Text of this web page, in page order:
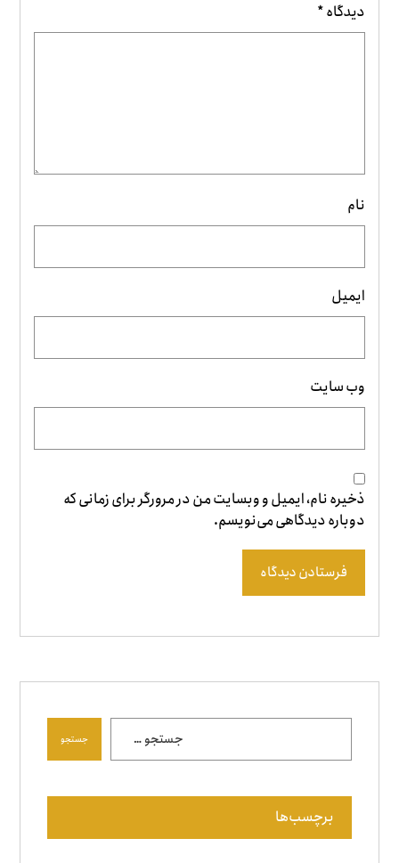
دیدگاه*
نام
ایمیل
وب‌ سایت
ذخیره نام، ایمیل و وبسایت من در مرورگر برای زمانی که
دوباره دیدگاهی می‌نویسم.
فرستادن دیدگاه
جستجو
برچسب‌ها